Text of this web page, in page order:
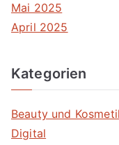
Mai 2025
April 2025
Kategorien
Beauty und
Digital